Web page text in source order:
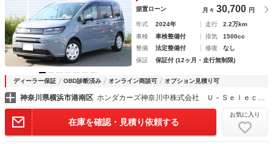
据置ローン 月々 30,700 円
年式 2024年 走行
2.2万km
車検
車検整備付 排気
1500cc
整備
法定整備付 修復
なし
保証
保証付 (12ヶ月・走行無制限)
ディーラー保証 OBD診断済み オンライン商談可 オプション見積り可
神奈川県横浜市港南区
在庫を確認・見積り依頼する
お気に入り